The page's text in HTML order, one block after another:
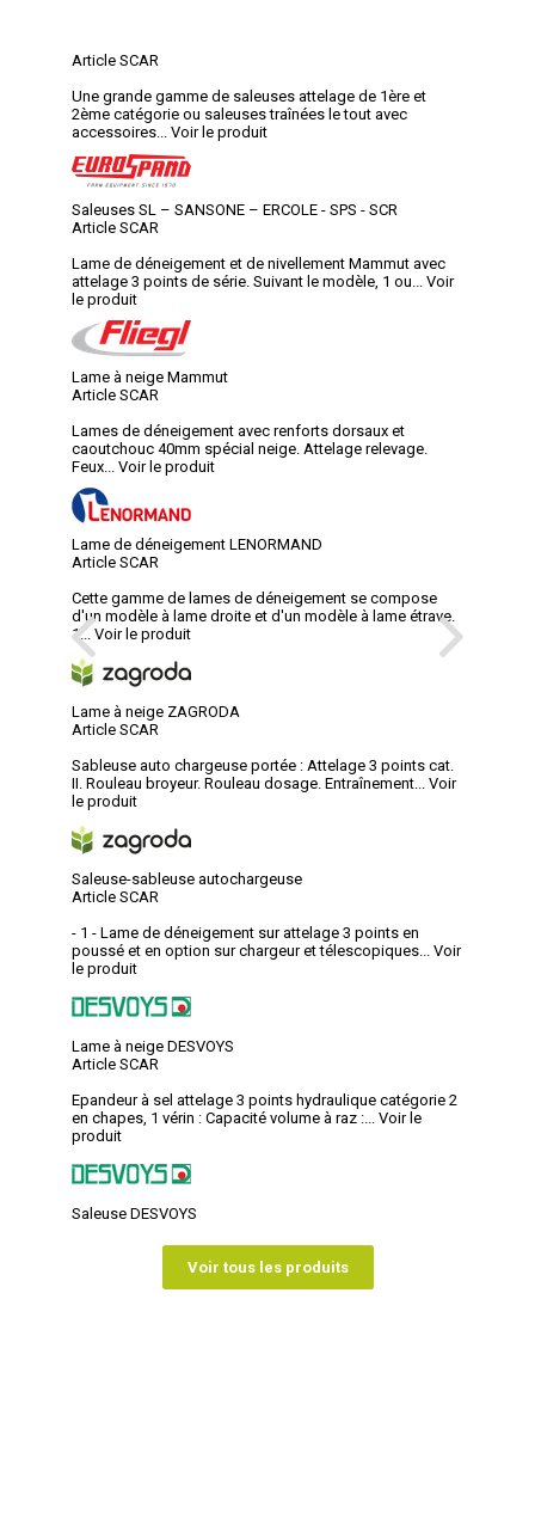
Article SCAR
Une grande gamme de saleuses attelage de 1ère et
2ème catégorie ou saleuses traînées le tout avec
accessoires...
Voir le produit
Saleuses SL – SANSONE – ERCOLE - SPS - SCR
Article SCAR
Lame de déneigement et de nivellement Mammut avec
attelage 3 points de série. Suivant le modèle, 1 ou...
Voir
le produit
Lame à neige Mammut
Article SCAR
Lames de déneigement avec renforts dorsaux et
caoutchouc 40mm spécial neige. Attelage relevage.
Feux...
Voir le produit
Lame de déneigement LENORMAND
Article SCAR
Cette gamme de lames de déneigement se compose
d'un modèle à lame droite et d'un modèle à lame étrave.
1... Voir le produit
Lame à neige ZAGRODA
Article SCAR
Sableuse auto chargeuse portée : Attelage 3 points cat.
II. Rouleau broyeur. Rouleau dosage. Entraînement...
Voir
le produit
Saleuse-sableuse autochargeuse
Article SCAR
- 1 - Lame de déneigement sur attelage 3 points en
poussé et en option sur chargeur et télescopiques...
Voir
le produit
Lame à neige DESVOYS
Article SCAR
Epandeur à sel attelage 3 points hydraulique catégorie 2
en chapes, 1 vérin : Capacité volume à raz :...
Voir le
produit
Saleuse DESVOYS
Voir tous les produits